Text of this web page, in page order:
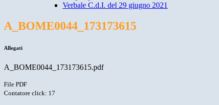
Verbale C.d.I. del 29 giugno 2021
A_BOME0044_173173615
Allegati
A_BOME0044_173173615.pdf
File PDF
Contatore click: 17